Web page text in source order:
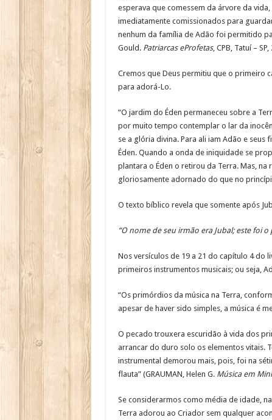
esperava que comessem da árvore da
imediatamente comissionados para
nenhum da família de Adão foi permitido
Gould. Patriarcas eProfetas, CPB, Tatuí –
Cremos que Deus permitiu que o primeiro
para adorá-Lo.
“O jardim do Éden permaneceu sobre a
por muito tempo contemplar o lar da
se a glória divina. Para ali iam Adão e
Éden. Quando a onda de iniquidade se
plantara o Éden o retirou da Terra. Mas, na
gloriosamente adornado do que no
O texto bíblico revela que somente após
“O nome de seu irmão era Jubal; este foi
Nos versículos de 19 a 21 do capítulo 4 do
primeiros instrumentos musicais; ou seja,
“Os primórdios da música na Terra,
apesar de haver sido simples, a música é
O pecado trouxera escuridão à vida dos
arrancar do duro solo os elementos vitais.
instrumental demorou mais, pois, foi na
flauta” (GRAUMAN, Helen G. Música em
Se considerarmos como média de idade,
Terra adorou ao Criador sem qualquer